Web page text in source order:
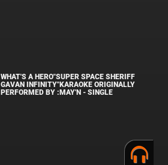
WHAT'S A HERO"SUPER SPACE SHERIFF
GAVAN INFINITY"KARAOKE ORIGINALLY
PERFORMED BY :MAY'N - SINGLE